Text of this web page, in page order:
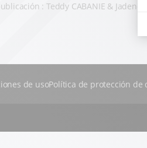
: Teddy CABANIE & Jadene
de usoPolítica de protección de